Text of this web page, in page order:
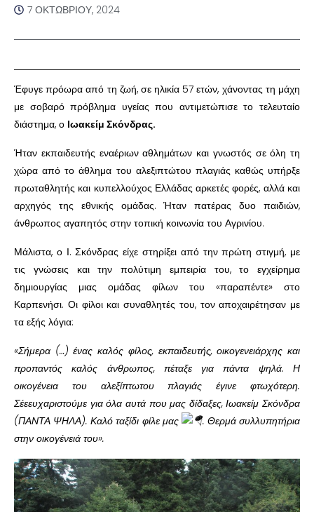
7 ΟΚΤΩΒΡΊΟΥ, 2024
Έφυγε πρόωρα από τη ζωή, σε ηλικία 57 ετών, χάνοντας τη μάχη
με σοβαρό πρόβλημα υγείας που αντιμετώπισε το τελευταίο
διάστημα, ο Ιωακείμ Σκόνδρας.
Ήταν εκπαιδευτής εναέριων αθλημάτων και γνωστός σε όλη τη
χώρα από το άθλημα του αλεξιπτώτου πλαγιάς καθώς υπήρξε
πρωταθλητής και κυπελλούχος Ελλάδας αρκετές φορές, αλλά και
αρχηγός της εθνικής ομάδας. Ήταν πατέρας δυο παιδιών,
άνθρωπος αγαπητός στην τοπική κοινωνία του Αγρινίου.
Μάλιστα, ο Ι. Σκόνδρας είχε στηρίξει από την πρώτη στιγμή, με
τις γνώσεις και την πολύτιμη εμπειρία του, το εγχείρημα
δημιουργίας μιας ομάδας φίλων του «παραπέντε» στο
Καρπενήσι. Οι φίλοι και συναθλητές του, τον αποχαιρέτησαν με
τα εξής λόγια:
«Σήμερα (…) ένας καλός φίλος, εκπαιδευτής, οικογενειάρχης και
προπαντός καλός άνθρωπος, πέταξε για πάντα ψηλά. Η
οικογένεια του αλεξίπτωτου πλαγιάς έγινε φτωχότερη.
Σέεευχαριστούμε για όλα αυτά που μας δίδαξες, Ιωακείμ Σκόνδρα
(ΠΑΝΤΑ ΨΗΛΑ). Καλό ταξίδι φίλε μας
. Θερμά συλλυπητήρια
στην οικογένειά του».